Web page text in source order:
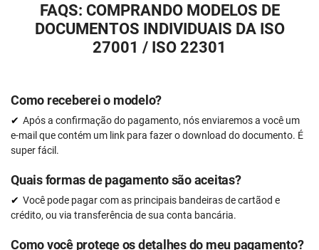
FAQS: COMPRANDO MODELOS DE
DOCUMENTOS INDIVIDUAIS DA ISO
27001 / ISO 22301
Como receberei o modelo?
Após a confirmação do pagamento, nós enviaremos a você um
e-mail que contém um link para fazer o download do documento. É
super fácil.
Quais formas de pagamento são aceitas?
Você pode pagar com as principais bandeiras de cartãod e
crédito, ou via transferência de sua conta bancária.
Como você protege os detalhes do meu pagamento?